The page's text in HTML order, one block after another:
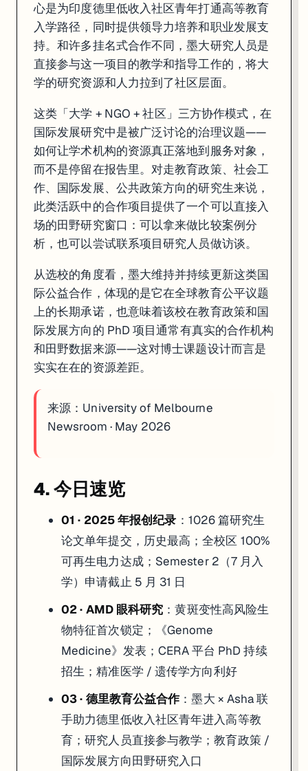
心是为印度德里低收入社区青年打通高等教育
入学路径，同时提供领导力培养和职业发展支
持。和许多挂名式合作不同，墨大研究人员是
直接参与这一项目的教学和指导工作的，将大
学的研究资源和人力拉到了社区层面。
这类「大学 + NGO + 社区」三方协作模式，在
国际发展研究中是被广泛讨论的治理议题——
如何让学术机构的资源真正落地到服务对象，
而不是停留在报告里。对走教育政策、社会工
作、国际发展、公共政策方向的研究生来说，
此类活跃中的合作项目提供了一个可以直接入
场的田野研究窗口：可以拿来做比较案例分
析，也可以尝试联系项目研究人员做访谈。
从选校的角度看，墨大维持并持续更新这类国
际公益合作，体现的是它在全球教育公平议题
上的长期承诺，也意味着该校在教育政策和国
际发展方向的 PhD 项目通常有真实的合作机构
和田野数据来源——这对博士课题设计而言是
实实在在的资源差距。
来源： University of Melbourne
Newsroom · May 2026
4. 今日速览
01 · 2025 年报创纪录 ：1026 篇研究生
论文单年提交，历史最高；全校区 100%
可再生电力达成；Semester 2（7 月入
学）申请截止 5 月 31 日
02 · AMD 眼科研究 ：黄斑变性高风险生
物特征首次锁定；《Genome
Medicine》发表；CERA 平台 PhD 持续
招生；精准医学 / 遗传学方向利好
03 · 德里教育公益合作：墨大 × Asha 联
手助力德里低收入社区青年进入高等教
育；研究人员直接参与教学；教育政策 /
国际发展方向田野研究入口